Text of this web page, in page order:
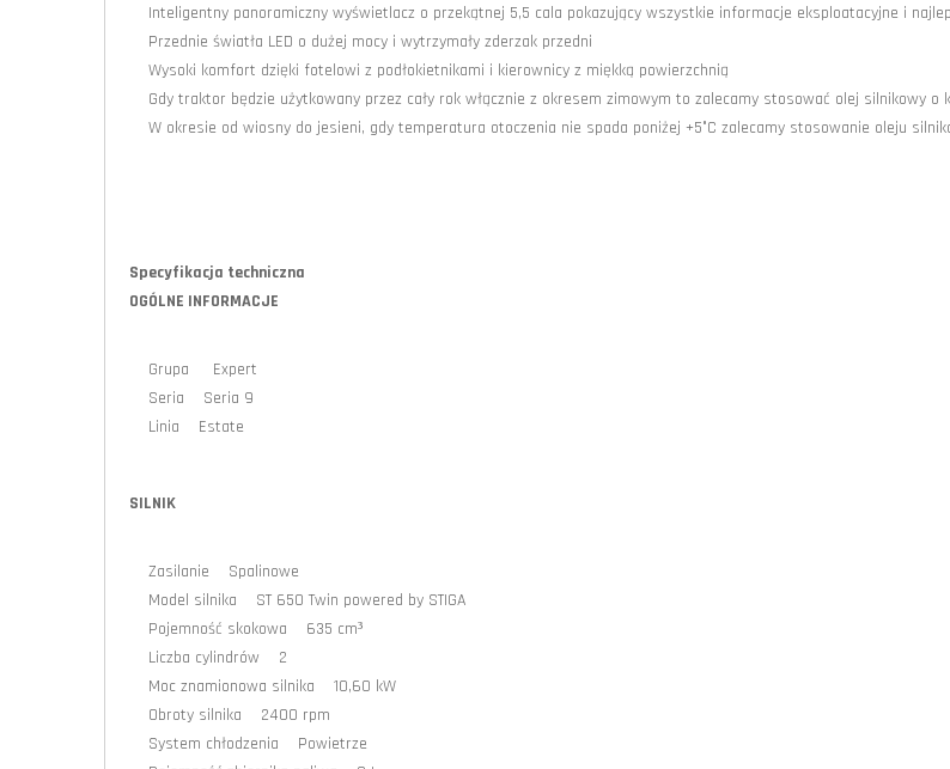
Inteligentny panoramiczny wyświetlacz o przekątnej 5,5 cala pokazujący wszystkie informacje eksploatacyjne i
Przednie światła LED o dużej mocy i wytrzymały zderzak przedni
Wysoki komfort dzięki fotelowi z podłokietnikami i kierownicy z miękką powierzchnią
Gdy traktor będzie użytkowany przez cały rok włącznie z okresem zimowym to zalecamy stosować olej silnikowy o
W okresie od wiosny do jesieni, gdy temperatura otoczenia nie spada poniżej +5°C zalecamy stosowanie oleju
Specyfikacja techniczna
OGÓLNE INFORMACJE
Grupa Expert
Seria Seria 9
Linia Estate
SILNIK
Zasilanie Spalinowe
Model silnika ST 650 Twin powered by STIGA
Pojemność skokowa 635 cm³
Liczba cylindrów 2
Moc znamionowa silnika 10,60 kW
Obroty silnika 2400 rpm
System chłodzenia Powietrze